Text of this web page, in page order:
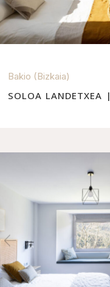
Bakio (Bizkaia)
SOLOA